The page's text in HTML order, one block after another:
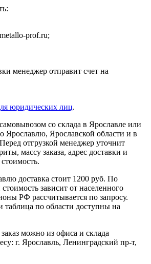
prof.ru;
менеджер отправит счет на
юридических лиц.
со склада в Ярославле или
Ярославлю, Ярославской области и в
отгрузкой менеджер уточнит
массу заказа, адрес доставки и
доставка стоит 1200 руб. По
зависит от населенного
РФ рассчитывается по запросу.
по области доступны на
заказ можно из офиса и склада
г. Ярославль, Ленинградский пр-т,